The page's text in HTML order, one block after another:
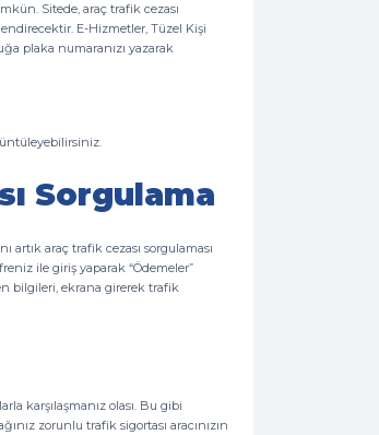
Sitede, araç trafik cezası
E-Hizmetler, Tüzel Kişi
plaka numaranızı yazarak
Sorgulama
artık araç trafik cezası sorgulaması
ile giriş yaparak “Ödemeler”
bilgileri, ekrana girerek trafik
karşılaşmanız olası. Bu gibi
zorunlu trafik sigortası aracınızın